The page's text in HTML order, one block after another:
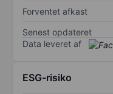
Forventet afkast
Senest opdateret
Data leveret af
ESG-risiko